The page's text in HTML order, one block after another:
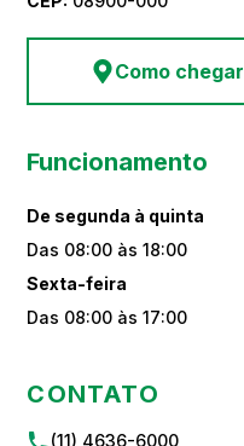
Como chegar
Funcionamento
De segunda à quinta
Das 08:00 às 18:00
Sexta-feira
Das 08:00 às 17:00
CONTATO
(11) 4636-6000